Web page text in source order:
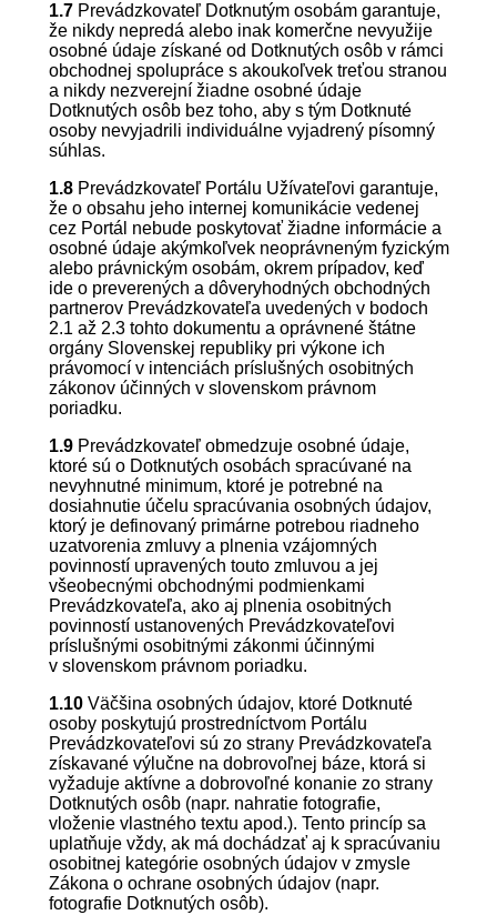
1.7Prevádzkovateľ Dotknutým osobám garantuje,
že nikdy nepredá alebo inak komerčne nevyužije
osobné údaje získané od Dotknutých osôb v rámci
obchodnej spolupráce s akoukoľvek treťou stranou
a nikdy nezverejní žiadne osobné údaje
Dotknutých osôb bez toho, aby s tým Dotknuté
osoby nevyjadrili individuálne vyjadrený písomný
súhlas.
1.8Prevádzkovateľ Portálu Užívateľovi garantuje,
že o obsahu jeho internej komunikácie vedenej
cez Portál nebude poskytovať žiadne informácie a
osobné údaje akýmkoľvek neoprávneným fyzickým
alebo právnickým osobám, okrem prípadov, keď
ide o preverených a dôveryhodných obchodných
partnerov Prevádzkovateľa uvedených v bodoch
2.1 až 2.3 tohto dokumentu a oprávnené štátne
orgány Slovenskej republiky pri výkone ich
právomocí v intenciách príslušných osobitných
zákonov účinných v slovenskom právnom
poriadku.
1.9Prevádzkovateľ obmedzuje osobné údaje,
ktoré sú o Dotknutých osobách spracúvané na
nevyhnutné minimum, ktoré je potrebné na
dosiahnutie účelu spracúvania osobných údajov,
ktorý je definovaný primárne potrebou riadneho
uzatvorenia zmluvy a plnenia vzájomných
povinností upravených touto zmluvou a jej
všeobecnými obchodnými podmienkami
Prevádzkovateľa, ako aj plnenia osobitných
povinností ustanovených Prevádzkovateľovi
príslušnými osobitnými zákonmi účinnými
v slovenskom právnom poriadku.
1.10Väčšina osobných údajov, ktoré Dotknuté
osoby poskytujú prostredníctvom Portálu
Prevádzkovateľovi sú zo strany Prevádzkovateľa
získavané výlučne na dobrovoľnej báze, ktorá si
vyžaduje aktívne a dobrovoľné konanie zo strany
Dotknutých osôb (napr. nahratie fotografie,
vloženie vlastného textu apod.). Tento princíp sa
uplatňuje vždy, ak má dochádzať aj k spracúvaniu
osobitnej kategórie osobných údajov v zmysle
Zákona o ochrane osobných údajov (napr.
fotografie Dotknutých osôb).